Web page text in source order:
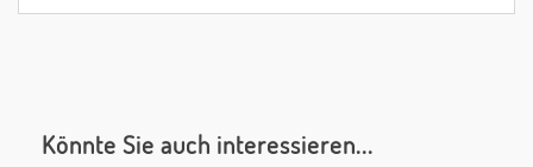
Könnte Sie auch interessieren...